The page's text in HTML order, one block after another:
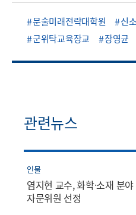
문술미래전략대학원 신
군위탁교육장교
장영균
관련뉴스
인물
염지현 교수, 화학·소재 분
자문위원 선정